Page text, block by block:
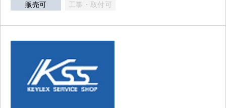
販売可 工事・取付可